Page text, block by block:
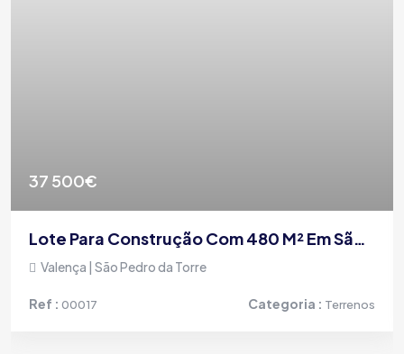
37 500€
Lote Para Construção Com 480 M² Em São Pedro Da Torre, Valença
Valença | São Pedro da Torre
Ref : 00017 Categoria : Terrenos